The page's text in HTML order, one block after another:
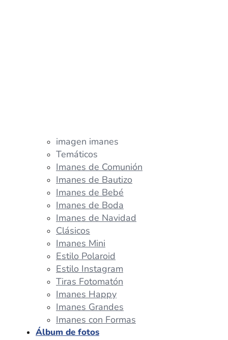
imagen imanes
Temáticos
Imanes de Comunión
Imanes de Bautizo
Imanes de Bebé
Imanes de Boda
Imanes de Navidad
Clásicos
Imanes Mini
Estilo Polaroid
Estilo Instagram
Tiras Fotomatón
Imanes Happy
Imanes Grandes
Imanes con Formas
Álbum de fotos